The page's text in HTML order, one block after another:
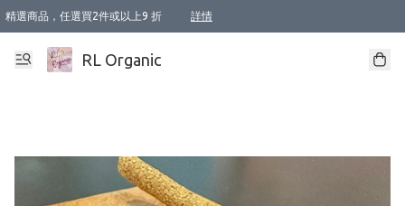
精選商品，任選買2件或以上9 折 詳情
XI周年優惠【新品自由選2件88折/3件85折】
XI周年優惠【Chakra 脈輪平衡自由選2件9折/3件85折/5件8折】
Florame 肌底自由選 2支9折 3支85折
XI周年優惠【蟲蟲退散 · 防衛結界﹞系列2件9折】
Sunki 任選2件95折
BIOFFICINA TOSCANA 任選2支9折 3支85折
Lamav 任選1件9折 2件85折
Mukti Organics 指定產品任選1件9折, 2件88折 3件85折
Intelligent Nutrients Skincare 任選2件9折
deodorant 任選2件88折
化妝品 任選2件95折
XI周年優惠【身心靈單品 任選2件9折/3件85折/5件8折】
XI周年優惠 【精油/香水 任選2件9折/3件85折/5件8折】
XI周年優惠【「關節到肌膚」全效養護 BODY OIL 組2件88折/3件85折】
XI周年優惠【夏日有機物理防曬套裝2件88折】
XI周年優惠【夏日潔面隨意選2件88折/3件85折】
XI周年優惠【逆齡奇蹟抗氧 11 自由選2件88折/3件85折/4件或以上8折】
新會員首次購物即享全單 95 折優惠！
成為VIP / VVIP 可享有生日月現金扣減獎賞優惠 !! 記得去賬户資料填上生日日期啦 !
選用順豐速運，滿$500 免運費
本地速遞 京東 送住宅/ 工商地址 $400 免運費
澳門訂單選用順豐速運，滿$800 免運費
RL Organic